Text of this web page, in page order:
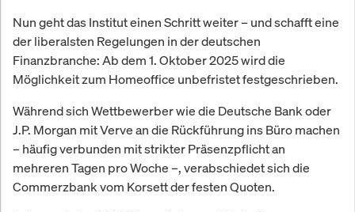
Nun geht das Institut einen Schritt weiter – und schafft eine
der liberalsten Regelungen in der deutschen
Finanzbranche: Ab dem 1. Oktober 2025 wird die
Möglichkeit zum Homeoffice unbefristet festgeschrieben.
Während sich Wettbewerber wie die Deutsche Bank oder
J.P. Morgan mit Verve an die Rückführung ins Büro machen
– häufig verbunden mit strikter Präsenzpflicht an
mehreren Tagen pro Woche –, verabschiedet sich die
Commerzbank vom Korsett der festen Quoten.